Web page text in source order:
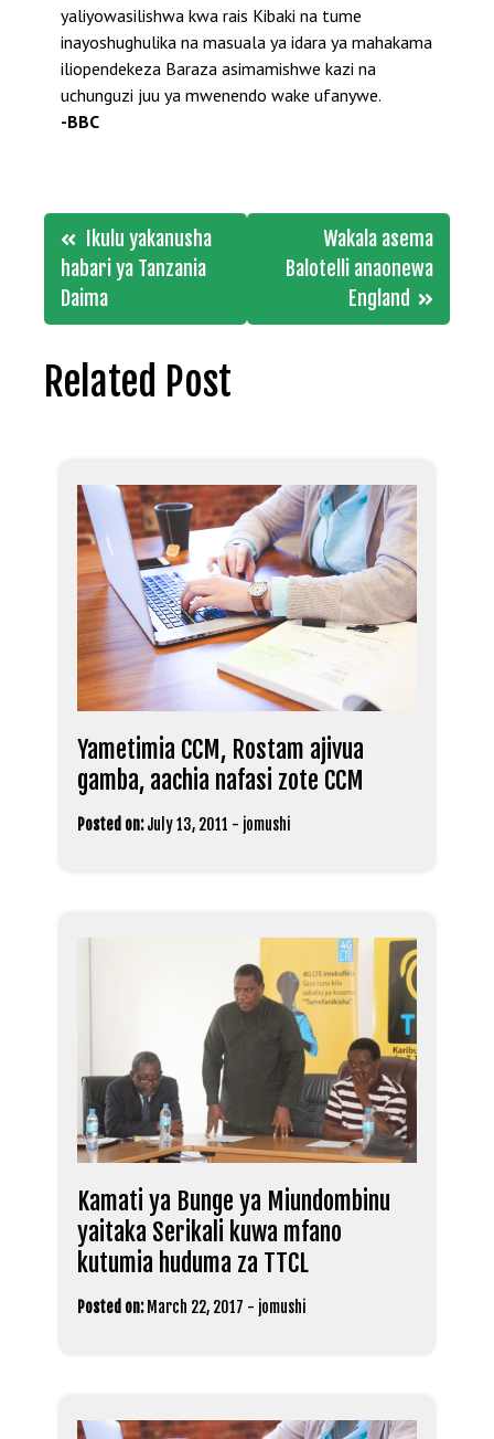
yaliyowasilishwa kwa rais Kibaki na tume
inayoshughulika na masuala ya idara ya mahakama
iliopendekeza Baraza asimamishwe kazi na
uchunguzi juu ya mwenendo wake ufanywe.
-BBC
Post
navigation
Ikulu yakanusha
habari ya Tanzania
Daima
Wakala asema
Balotelli anaonewa
England
Related Post
Yametimia CCM, Rostam ajivua
gamba, aachia nafasi zote CCM
Posted on: July 13, 2011 - jomushi
Kamati ya Bunge ya Miundombinu
yaitaka Serikali kuwa mfano
kutumia huduma za TTCL
Posted on: March 22, 2017 - jomushi